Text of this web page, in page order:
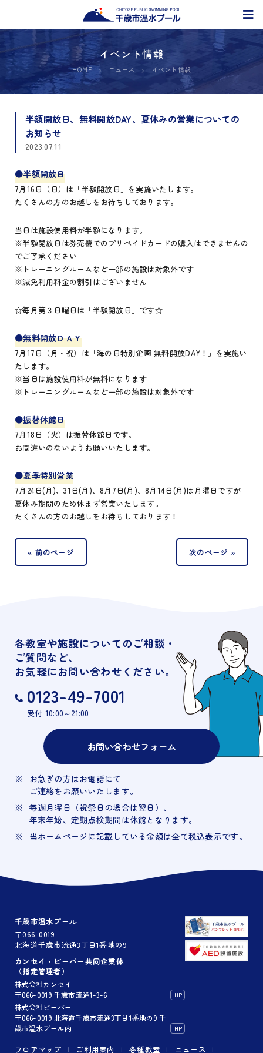
イベント情報
HOME ニュース イベント情報
半額開放日、無料開放DAY、夏休みの営業についての
お知らせ
2023.07.11
●半額開放日
7月16日（日）は「半額開放日」を実施いたします。
たくさんの方のお越しをお待ちしております。
当日は施設使用料が半額になります。
※半額開放日は券売機でのプリペイドカードの購入はできませんの
でご了承ください
※トレーニングルームなど一部の施設は対象外です
※減免利用料金の割引はございません
☆毎月第３日曜日は「半額開放日」です☆
●無料開放ＤＡＹ
7月17日（月・祝）は「海の日特別企画 無料開放DAY！」を実施い
たします。
※当日は施設使用料が無料になります
※トレーニングルームなど一部の施設は対象外です
●振替休館日
7月18日（火）は振替休館日です。
お間違いのないようお願いいたします。
●夏季特別営業
7月24日(月)、31日(月)、8月7日(月)、8月14日(月)は月曜日ですが
夏休み期間のため休まず営業いたします。
たくさんの方のお越しをお待ちしております！
« 前のページ 次のページ »
各教室や施設についてのご相談・
ご質問など、
お気軽にお問い合わせください。
0123-49-7001
受付 10:00～21:00
お問い合わせフォーム
お急ぎの方はお電話にて
ご連絡をお願いいたします。
毎週月曜日（祝祭日の場合は翌日）、
年末年始、定期点検期間は休館となります。
当ホームページに記載している金額は全て税込表示です。
千歳市温水プール
〒066-0019
北海道千歳市流通3丁目1番地の9
カンセイ・ビーバー共同企業体
（指定管理者）
株式会社カンセイ
〒066-0019 千歳市流通1-3-6
HP
株式会社ビーバー
〒066-0019 北海道千歳市流通3丁目1番地の9 千
歳市温水プール内
HP
フロアマップ ご利用案内 各種教室 ニュース